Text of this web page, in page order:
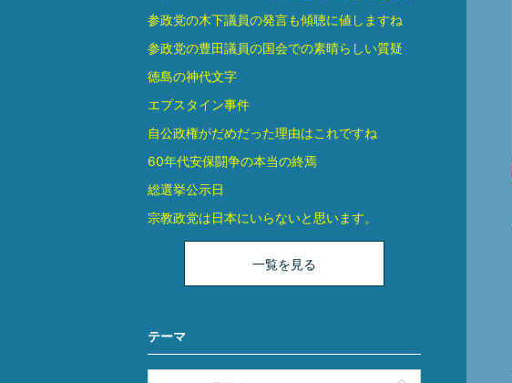
参政党の木下議員の発言も傾聴に値しますね
参政党の豊田議員の国会での素晴らしい質疑
徳島の神代文字
エプスタイン事件
自公政権がだめだった理由はこれですね
60年代安保闘争の本当の終焉
総選挙公示日
宗教政党は日本にいらないと思います。
一覧を見る
テーマ